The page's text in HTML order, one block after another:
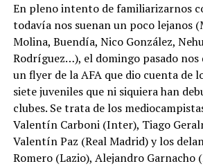
En pleno intento de familiarizarnos
todavía nos suenan un poco lejanos
Molina, Buendía, Nico González,
Rodríguez…), el domingo pasado nos
un flyer de la AFA que dio cuenta de
siete juveniles que ni siquiera han
clubes. Se trata de los
Valentín Carboni (Inter), Tiago
Valentín Paz (Real Madrid) y los
Romero (Lazio), Alejandro Garnacho